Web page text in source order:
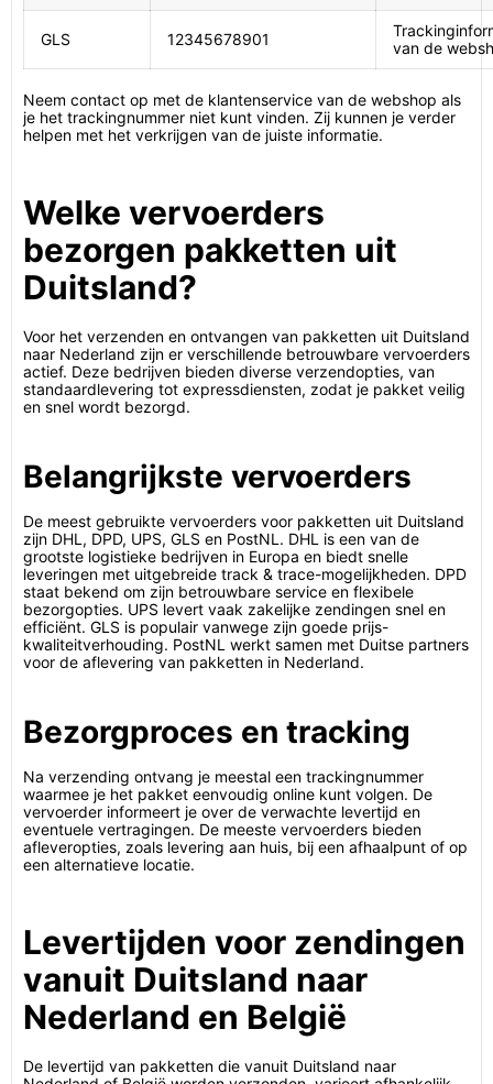
GLS 12345678901
van de
Neem contact op met de klantenservice van de webshop als
je het trackingnummer niet kunt vinden. Zij kunnen je verder
helpen met het verkrijgen van de juiste informatie.
Welke vervoerders
bezorgen pakketten uit
Duitsland?
Voor het verzenden en ontvangen van pakketten uit Duitsland
naar Nederland zijn er verschillende betrouwbare vervoerders
actief. Deze bedrijven bieden diverse verzendopties, van
standaardlevering tot expressdiensten, zodat je pakket veilig
en snel wordt bezorgd.
Belangrijkste vervoerders
De meest gebruikte vervoerders voor pakketten uit Duitsland
zijn DHL, DPD, UPS, GLS en PostNL. DHL is een van de
grootste logistieke bedrijven in Europa en biedt snelle
leveringen met uitgebreide track & trace-mogelijkheden. DPD
staat bekend om zijn betrouwbare service en flexibele
bezorgopties. UPS levert vaak zakelijke zendingen snel en
efficiënt. GLS is populair vanwege zijn goede prijs-
kwaliteitverhouding. PostNL werkt samen met Duitse partners
voor de aflevering van pakketten in Nederland.
Bezorgproces en tracking
Na verzending ontvang je meestal een trackingnummer
waarmee je het pakket eenvoudig online kunt volgen. De
vervoerder informeert je over de verwachte levertijd en
eventuele vertragingen. De meeste vervoerders bieden
afleveropties, zoals levering aan huis, bij een afhaalpunt of op
een alternatieve locatie.
Levertijden voor zendingen
vanuit Duitsland naar
Nederland en België
De levertijd van pakketten die vanuit Duitsland naar